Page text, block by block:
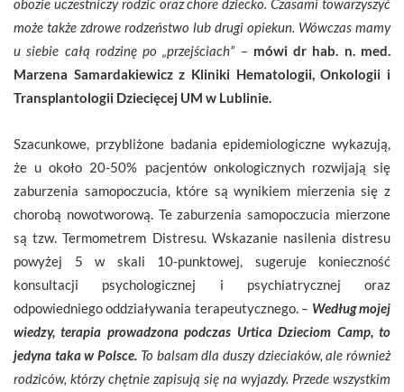
może także zdrowe rodzeństwo lub drugi opiekun. Wówczas mamy
u siebie całą rodzinę po „przejściach” – mówi dr hab. n. med.
Marzena Samardakiewicz z Kliniki Hematologii, Onkologii i
Transplantologii Dziecięcej UM w Lublinie.
Szacunkowe, przybliżone badania epidemiologiczne wykazują,
że u około 20-50% pacjentów onkologicznych rozwijają się
zaburzenia samopoczucia, które są wynikiem mierzenia się z
chorobą nowotworową. Te zaburzenia samopoczucia mierzone
są tzw. Termometrem Distresu. Wskazanie nasilenia distresu
powyżej 5 w skali 10-punktowej, sugeruje konieczność
konsultacji psychologicznej i psychiatrycznej oraz
odpowiedniego oddziaływania terapeutycznego. – Według mojej
wiedzy, terapia prowadzona podczas Urtica Dzieciom Camp, to
jedyna taka w Polsce. To balsam dla duszy dzieciaków, ale również
rodziców, którzy chętnie zapisują się na wyjazdy. Przede wszystkim